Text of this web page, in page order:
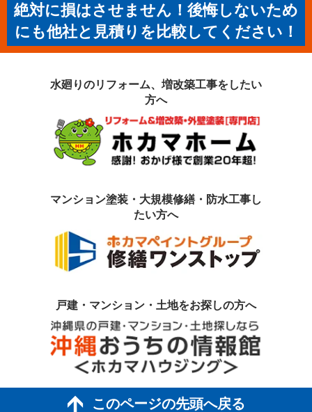
絶対に損はさせません！後悔しないため
にも他社と見積りを比較してください！
水廻りのリフォーム、増改築工事を したい
方へ
マンション塗装・大規模修繕・防水工事し
たい方へ
戸建・マンション・土地をお探しの方へ
このページの先頭へ戻る